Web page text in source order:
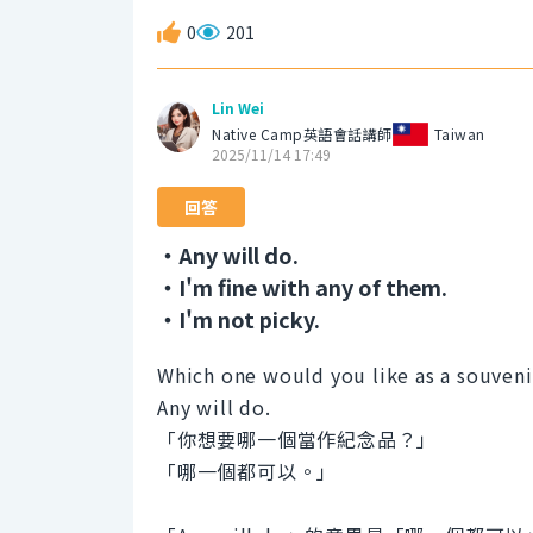
0 201
Lin Wei
Native Camp英語會話講師
Taiwan
2025/11/14 17:49
回答
・Any will do.
・I'm fine with any of them.
・I'm not picky.
Which one would you like as a
Any will do.
「你想要哪一個當作紀念品？」
「哪一個都可以。」